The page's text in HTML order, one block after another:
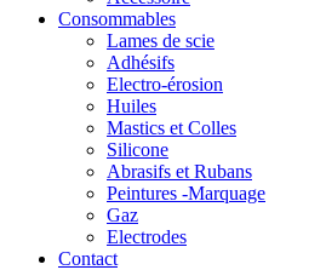
Consommables
Lames de scie
Adhésifs
Electro-érosion
Huiles
Mastics et Colles
Silicone
Abrasifs et Rubans
Peintures -Marquage
Gaz
Electrodes
Contact